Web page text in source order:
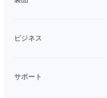
ビジネス
サポート